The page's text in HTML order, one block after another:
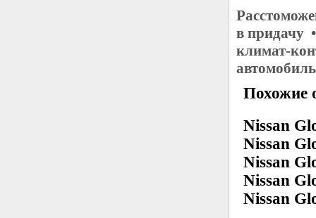
в придачу
климат-
Похожие
Nissan
Nissan
Nissan
Nissan
Nissan